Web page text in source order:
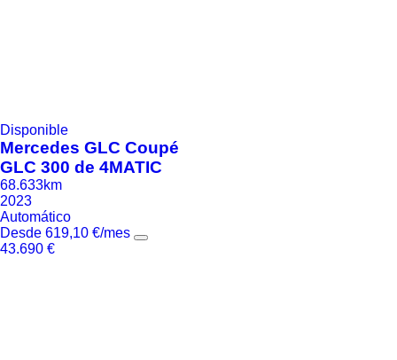
Disponible
Mercedes GLC Coupé
GLC 300 de 4MATIC
68.633km
2023
Automático
Desde 619,10 €/mes
43.690 €